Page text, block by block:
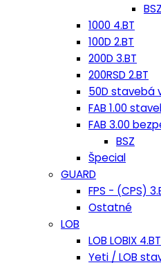
1000 4.BT
100D 2.BT
200D 3.BT
200RSD 2.BT
50D stavebá
FAB 1.00
FAB 3.00
BSZ
Špecial
GUARD
FPS - (CPS)
Ostatné
LOB
LOB LOBIX 4.BT
Yeti / LOB